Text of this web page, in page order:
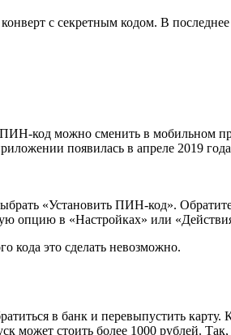
с секретным кодом. В
код можно сменить в мобильном
появилась в апреле 2019
«Установить ПИН-код».
опцию в «Настройках» или
кода это сделать невозможно.
в банк и перевыпустить
может стоить более 1000 рублей.